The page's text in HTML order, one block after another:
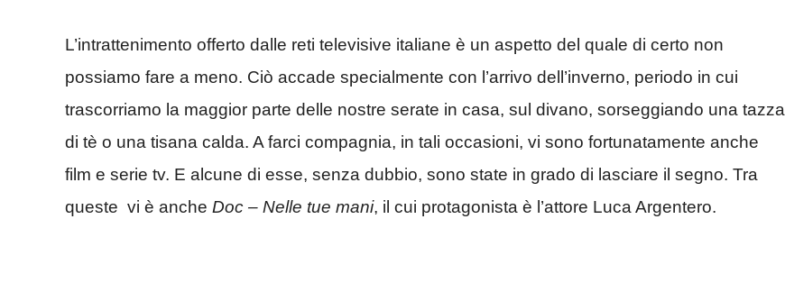
L’intrattenimento offerto dalle reti televisive italiane è un aspetto del quale di certo non
possiamo fare a meno. Ciò accade specialmente con l’arrivo dell’inverno, periodo in cui
trascorriamo la maggior parte delle nostre serate in casa, sul divano, sorseggiando una tazza
di tè o una tisana calda. A farci compagnia, in tali occasioni, vi sono fortunatamente anche
film e serie tv. E alcune di esse, senza dubbio, sono state in grado di lasciare il segno. Tra
queste vi è anche Doc – Nelle tue mani, il cui protagonista è l’attore Luca Argentero.